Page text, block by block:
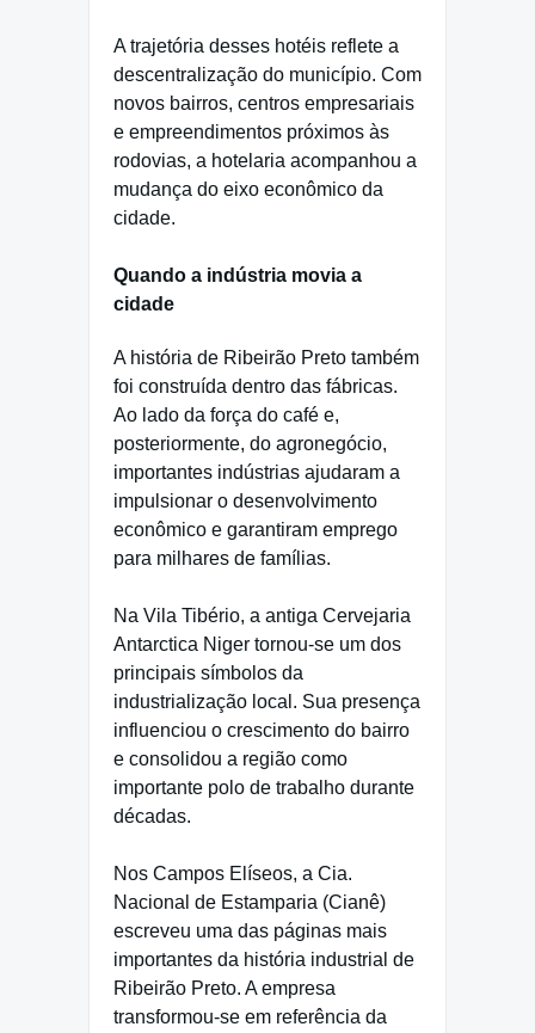
A trajetória desses hotéis reflete a
descentralização do município. Com
novos bairros, centros empresariais
e empreendimentos próximos às
rodovias, a hotelaria acompanhou a
mudança do eixo econômico da
cidade.
Quando a indústria movia a
cidade
A história de Ribeirão Preto também
foi construída dentro das fábricas.
Ao lado da força do café e,
posteriormente, do agronegócio,
importantes indústrias ajudaram a
impulsionar o desenvolvimento
econômico e garantiram emprego
para milhares de famílias.
Na Vila Tibério, a antiga Cervejaria
Antarctica Niger tornou-se um dos
principais símbolos da
industrialização local. Sua presença
influenciou o crescimento do bairro
e consolidou a região como
importante polo de trabalho durante
décadas.
Nos Campos Elíseos, a Cia.
Nacional de Estamparia (Cianê)
escreveu uma das páginas mais
importantes da história industrial de
Ribeirão Preto. A empresa
transformou-se em referência da